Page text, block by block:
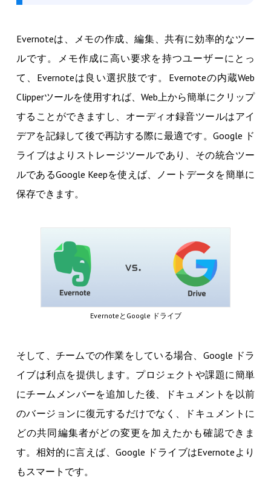
Evernoteは、メモの作成、編集、共有に効率的なツー
ルです。メモ作成に高い要求を持つユーザーにとっ
て、Evernoteは良い選択肢です。Evernoteの内蔵Web
Clipperツールを使用すれば、Web上から簡単にクリップ
することができますし、オーディオ録音ツールはアイ
デアを記録して後で再訪する際に最適です。Google ド
ライブはよりストレージツールであり、その統合ツー
ルであるGoogle Keepを使えば、ノートデータを簡単に
保存できます。
EvernoteとGoogle ドライブ
そして、チームでの作業をしている場合、Google ドラ
イブは利点を提供します。プロジェクトや課題に簡単
にチームメンバーを追加した後、ドキュメントを以前
のバージョンに復元するだけでなく、ドキュメントに
どの共同編集者がどの変更を加えたかも確認できま
す。相対的に言えば、Google ドライブはEvernoteより
もスマートです。